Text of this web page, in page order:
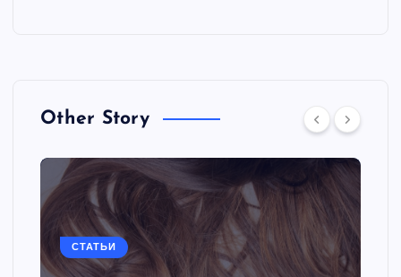
Other Story
СТАТЬИ